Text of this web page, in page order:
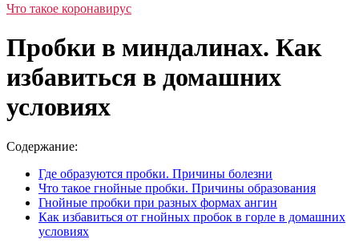
Что такое коронавирус
Пробки в миндалинах. Как
избавиться в домашних
условиях
Содержание:
Где образуются пробки. Причины болезни
Что такое гнойные пробки. Причины образования
Гнойные пробки при разных формах ангин
Как избавиться от гнойных пробок в горле в домашних
условиях